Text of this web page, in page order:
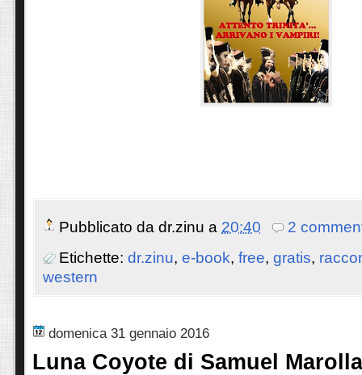
Pubblicato da dr.zinu a 20:40
2
Etichette: dr.zinu, e-book, free, gratis,
western
domenica 31 gennaio 2016
Luna Coyote di Samuel